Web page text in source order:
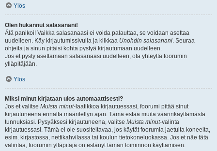
Ylös
Olen hukannut salasanani!
Älä panikoi! Vaikka salasanaasi ei voida palauttaa, se voidaan asettaa
uudelleen. Käy kirjautumissivulla ja klikkaa Unohdin salasanani. Seuraa
ohjeita ja sinun pitäisi kohta pystyä kirjautumaan uudelleen.
Jos et pysty asettamaan salasanaasi uudelleen, ota yhteyttä foorumin
ylläpitäjään.
Ylös
Miksi minut kirjataan ulos automaattisesti?
Jos et valitse Muista minut-laatikkoa kirjautuessasi, foorumi pitää sinut
kirjautuneena ennalta määritellyn ajan. Tämä estää muita väärinkäyttämästä
tunnuksiasi. Pysyäksesi kirjautuneena, valitse Muista minut-valinta
kirjautuessasi. Tämä ei ole suositeltavaa, jos käytät foorumia jaetulta koneelta,
esim. kirjastossa, nettikahvilassa tai koulun tietokoneluokassa. Jos et näe tätä
valintaa, foorumin ylläpitäjä on estänyt tämän toiminnon käyttämisen.